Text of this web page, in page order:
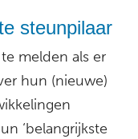
steunpilaar
melden als er
hun (nieuwe)
‘belangrijkste